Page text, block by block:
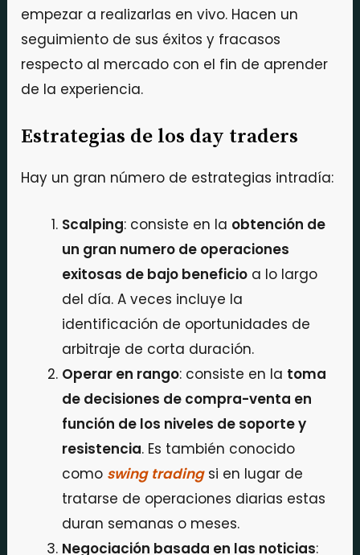
empezar a realizarlas en vivo. Hacen un
seguimiento de sus éxitos y fracasos
respecto al mercado con el fin de aprender
de la experiencia.
Estrategias de los day traders
Hay un gran número de estrategias intradía:
Scalping: consiste en la obtención de
un gran numero de operaciones
exitosas de bajo beneficio a lo largo
del día. A veces incluye la
identificación de oportunidades de
arbitraje de corta duración.
Operar en rango: consiste en la toma
de decisiones de compra-venta en
función de los niveles de soporte y
resistencia. Es también conocido
como swing tradingsi en lugar de
tratarse de operaciones diarias estas
duran semanas o meses.
Negociación basada en las noticias: